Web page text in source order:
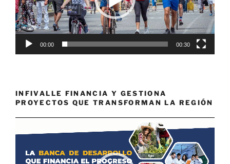
00:00 00:30
INFIVALLE FINANCIA Y GESTIONA
PROYECTOS QUE TRANSFORMAN LA REGIÓN
de